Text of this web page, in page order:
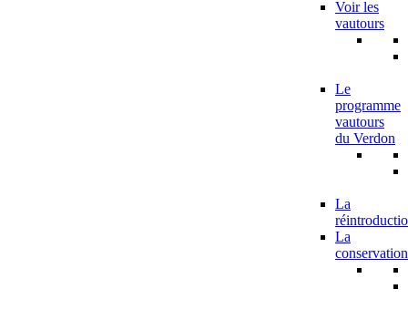
Voir les
vautours
Le
programme
vautours
du Verdon
La
La
conservation